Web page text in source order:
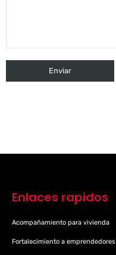
Enlaces rapidos
Acompañamiento para vivienda
Fortalecimiento a emprendedores